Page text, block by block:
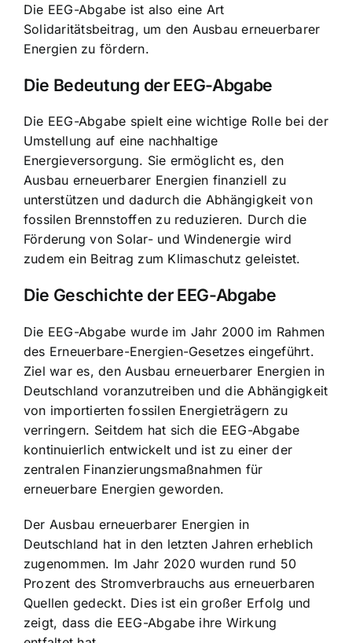
Die EEG-Abgabe ist also eine Art
Solidaritätsbeitrag, um den Ausbau erneuerbarer
Energien zu fördern.
Die Bedeutung der EEG-Abgabe
Die EEG-Abgabe spielt eine wichtige Rolle bei der
Umstellung auf eine nachhaltige
Energieversorgung. Sie ermöglicht es, den
Ausbau erneuerbarer Energien finanziell zu
unterstützen und dadurch die Abhängigkeit von
fossilen Brennstoffen zu reduzieren. Durch die
Förderung von Solar- und Windenergie wird
zudem ein Beitrag zum Klimaschutz geleistet.
Die Geschichte der EEG-Abgabe
Die EEG-Abgabe wurde im Jahr 2000 im Rahmen
des Erneuerbare-Energien-Gesetzes eingeführt.
Ziel war es, den Ausbau erneuerbarer Energien in
Deutschland voranzutreiben und die Abhängigkeit
von importierten fossilen Energieträgern zu
verringern. Seitdem hat sich die EEG-Abgabe
kontinuierlich entwickelt und ist zu einer der
zentralen Finanzierungsmaßnahmen für
erneuerbare Energien geworden.
Der Ausbau erneuerbarer Energien in
Deutschland hat in den letzten Jahren erheblich
zugenommen. Im Jahr 2020 wurden rund 50
Prozent des Stromverbrauchs aus erneuerbaren
Quellen gedeckt. Dies ist ein großer Erfolg und
zeigt, dass die EEG-Abgabe ihre Wirkung